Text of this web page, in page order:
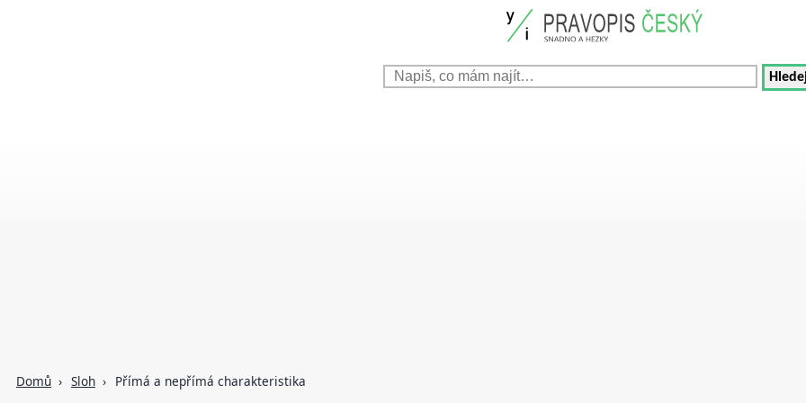
Domů Sloh Přímá a nepřímá charakteristika